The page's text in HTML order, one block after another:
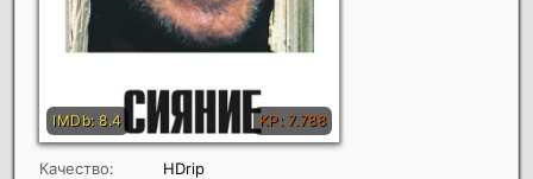
Качество:
HDrip